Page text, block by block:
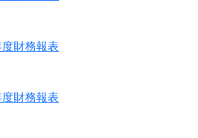
財務報表
財務報表